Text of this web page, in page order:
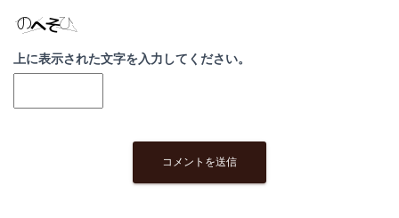
上に表示された文字を入力してください。